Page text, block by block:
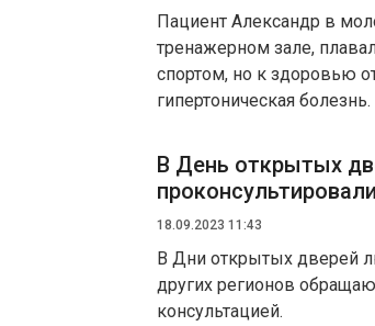
Пациент Александр в
тренажерном зале,
спортом, но к здоровью
гипертоническая болезнь.
В День открытых
18.09.2023 11:43
В Дни открытых дверей
других регионов
консультацией.